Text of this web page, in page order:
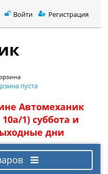
Войти Регистрация
пуста
Автомеханик
1) суббота и
дни